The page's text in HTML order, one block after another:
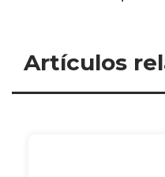
Artículos